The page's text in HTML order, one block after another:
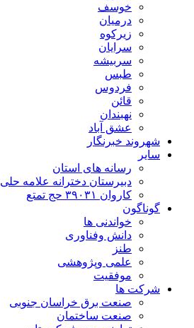
خوسف
درمیان
زیرکوه
سرایان
سربیشه
طبس
فردوس
قائن
نهبندان
عشق آباد
شهروند خبرنگار
سایر
رسانه های استان
دبیرستان دخترانه علامه حلی
کاروان ۳۹۰۳۱ حج تمتع
گوناگون
خواندنی ها
دانش وفناوری
طنز
علمی وپژوهشی
موفقیت
شرکت ها
صنعت برق خراسان جنوبی
صنعت ساختمان